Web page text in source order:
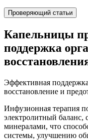
Проверяющий статьи
Капельницы
поддержка
Эффективная
восстановление и
Инфузионная терапия
электролитный баланс,
минералами, что
системы, улучшению